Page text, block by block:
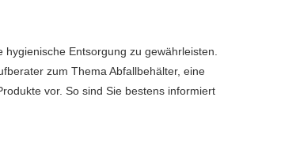
Entsorgung zu gewährleisten.
zum Thema Abfallbehälter, eine
vor. So sind Sie bestens informiert